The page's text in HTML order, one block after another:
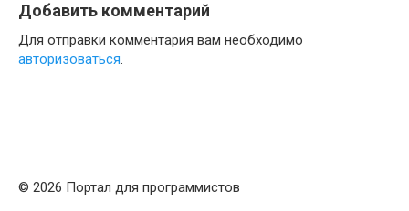
Добавить комментарий
Для отправки комментария вам необходимо
авторизоваться.
© 2026 Портал для программистов